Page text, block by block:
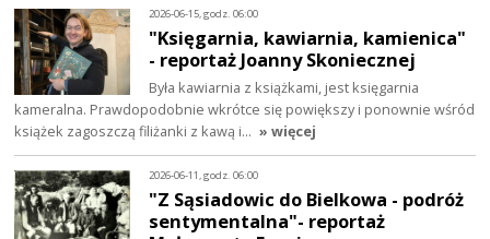
2026-06-15, godz. 06:00
"Księgarnia, kawiarnia, kamienica"
- reportaż Joanny Skoniecznej
Była kawiarnia z książkami, jest księgarnia
kameralna. Prawdopodobnie wkrótce się powiększy i ponownie wśród
książek zagoszczą filiżanki z kawą i… » więcej
2026-06-11, godz. 06:00
"Z Sąsiadowic do Bielkowa - podróż
sentymentalna"- reportaż